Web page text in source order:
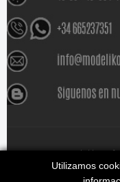
Utilizamos